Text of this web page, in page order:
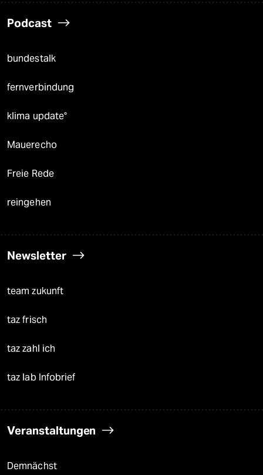
Podcast
bundestalk
fernverbindung
klima update°
Mauerecho
Freie Rede
reingehen
Newsletter
team zukunft
taz frisch
taz zahl ich
taz lab Infobrief
Veranstaltungen
Demnächst